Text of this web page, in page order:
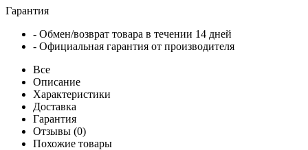
Гарантия
- Обмен/возврат товара в течении 14 дней
- Официальная гарантия от производителя
Все
Описание
Характеристики
Доставка
Гарантия
Отзывы (0)
Похожие товары